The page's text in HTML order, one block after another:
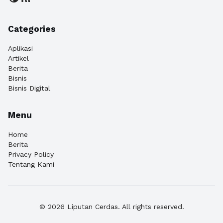
Categories
Aplikasi
Artikel
Berita
Bisnis
Bisnis Digital
Menu
Home
Berita
Privacy Policy
Tentang Kami
© 2026 Liputan Cerdas. All rights reserved.